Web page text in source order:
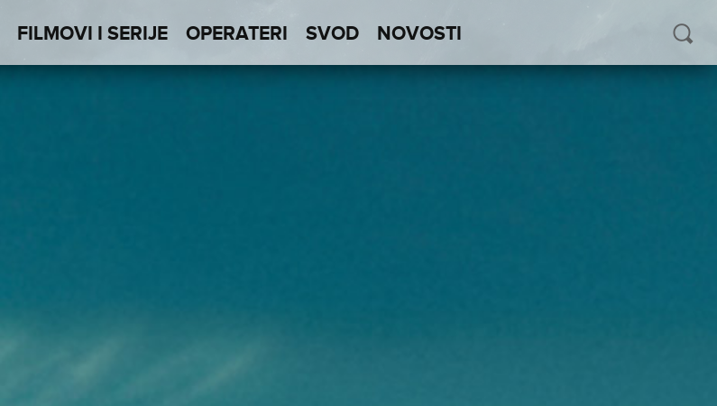
FILMOVI I SERIJE OPERATERI SVOD NOVOSTI